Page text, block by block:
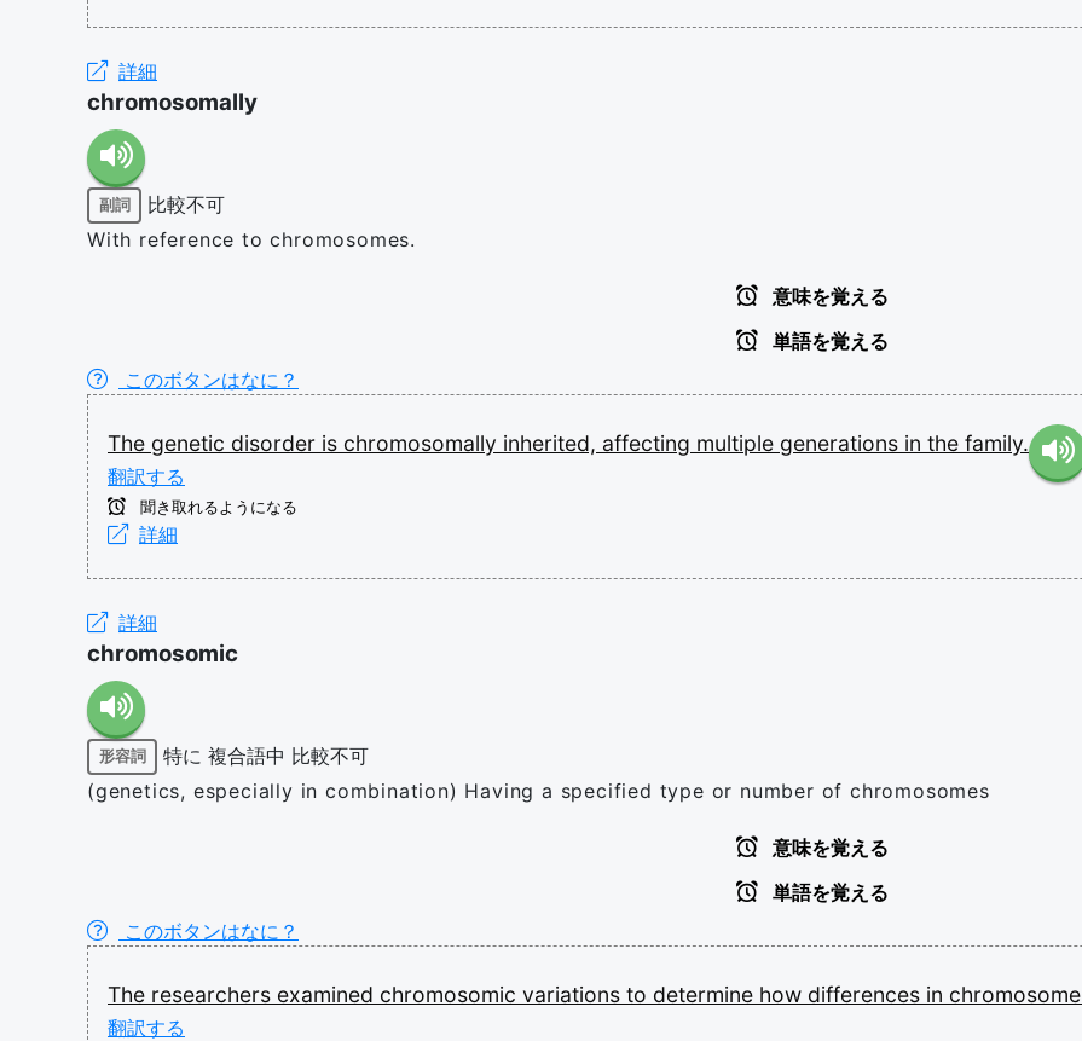
詳細
chromosomally
副詞
比較不可
With reference to chromosomes.
意味を覚える
単語を覚える
このボタンはなに？
The genetic disorder is chromosomally inherited, affecting multiple generations in the family.
翻訳する
聞き取れるようになる
詳細
詳細
chromosomic
形容詞 特に 複合語中 比較不可
(genetics, especially in combination) Having a specified type or number of chromosomes
意味を覚える
単語を覚える
このボタンはなに？
The researchers examined chromosomic variations to determine how differences in chromosome
翻訳する